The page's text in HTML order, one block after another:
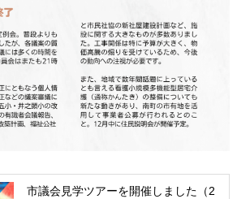
市議会見学ツアーを開催しました（2